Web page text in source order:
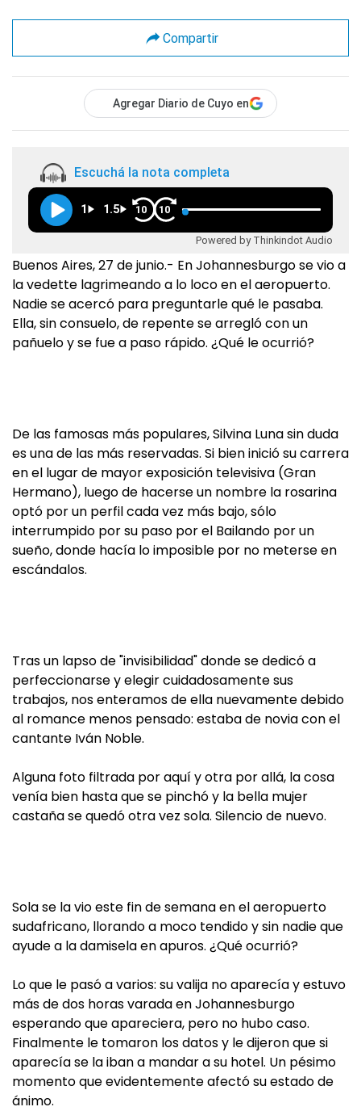
Compartir
Agregar Diario de Cuyo en
Escuchá la nota completa
1 1.5 10 10
Powered by Thinkindot Audio
Buenos Aires, 27 de junio.- En Johannesburgo se vio a
la vedette lagrimeando a lo loco en el aeropuerto.
Nadie se acercó para preguntarle qué le pasaba.
Ella, sin consuelo, de repente se arregló con un
pañuelo y se fue a paso rápido. ¿Qué le ocurrió?
De las famosas más populares, Silvina Luna sin duda
es una de las más reservadas. Si bien inició su carrera
en el lugar de mayor exposición televisiva (Gran
Hermano), luego de hacerse un nombre la rosarina
optó por un perfil cada vez más bajo, sólo
interrumpido por su paso por el Bailando por un
sueño, donde hacía lo imposible por no meterse en
escándalos.
Tras un lapso de "invisibilidad" donde se dedicó a
perfeccionarse y elegir cuidadosamente sus
trabajos, nos enteramos de ella nuevamente debido
al romance menos pensado: estaba de novia con el
cantante Iván Noble.
Alguna foto filtrada por aquí y otra por allá, la cosa
venía bien hasta que se pinchó y la bella mujer
castaña se quedó otra vez sola. Silencio de nuevo.
Sola se la vio este fin de semana en el aeropuerto
sudafricano, llorando a moco tendido y sin nadie que
ayude a la damisela en apuros. ¿Qué ocurrió?
Lo que le pasó a varios: su valija no aparecía y estuvo
más de dos horas varada en Johannesburgo
esperando que apareciera, pero no hubo caso.
Finalmente le tomaron los datos y le dijeron que si
aparecía se la iban a mandar a su hotel. Un pésimo
momento que evidentemente afectó su estado de
ánimo.